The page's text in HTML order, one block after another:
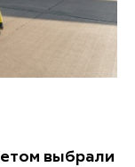
выбрали